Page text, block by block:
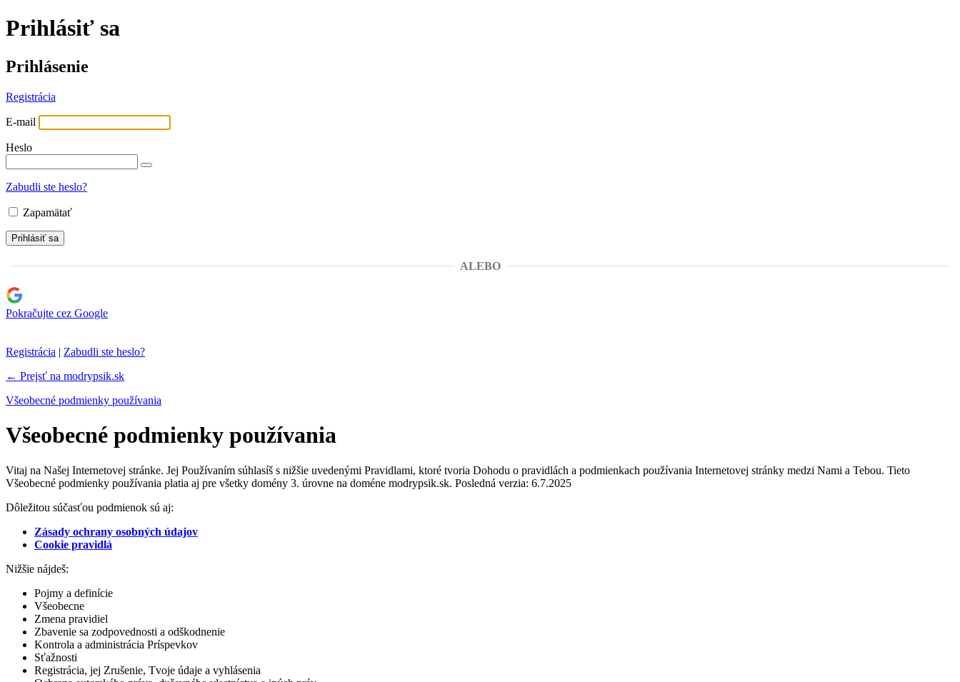
Prihlásiť sa
Prihlásenie
Registrácia
E-mail
Heslo
Zabudli ste heslo?
Zapamätať
ALEBO
Pokračujte cez Google
Registrácia | Zabudli ste heslo?
← Prejsť na modrypsik.sk
Všeobecné podmienky používania
Všeobecné podmienky používania
Vitaj na Našej Internetovej stránke. Jej Používaním súhlasíš s nižšie uvedenými Pravidlami, ktoré tvoria Dohodu o pravidlách a podmienkach používania Internetovej stránky medzi Nami a Tebou. Tieto
Všeobecné podmienky používania platia aj pre všetky domény 3. úrovne na doméne modrypsik.sk. Posledná verzia: 6.7.2025
Dôležitou súčasťou podmienok sú aj:
Zásady ochrany osobných údajov
Cookie pravidlá
Nižšie nájdeš:
Pojmy a definície
Všeobecne
Zmena pravidiel
Zbavenie sa zodpovednosti a odškodnenie
Kontrola a administrácia Príspevkov
Sťažnosti
Registrácia, jej Zrušenie, Tvoje údaje a vyhlásenia